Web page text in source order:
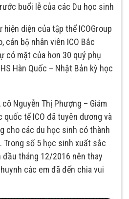
buổi lễ của các Du học sinh
diện của tập thể ICOGroup
cán bộ nhân viên ICO Bắc
có mặt của hơn 30 quý phụ
Hàn Quốc – Nhật Bản kỳ học
Nguyễn Thị Phượng – Giám
quốc tế ICO đã tuyên dương và
cho các du học sinh có thành
số 5 học sinh xuất sắc
đầu tháng 12/2016 nên thay
các em đã đến chia vui